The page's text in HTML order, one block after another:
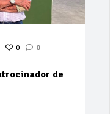
0 0
de